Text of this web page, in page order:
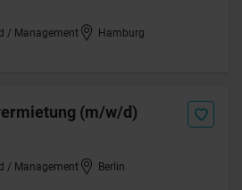
/ Management
Hamburg
(m/w/d)
/ Management
Berlin